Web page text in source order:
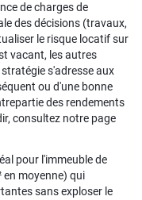
de charges de
des décisions (travaux,
le risque locatif sur
vacant, les autres
s'adresse aux
ou d'une bonne
des rendements
consultez notre page
pour l'immeuble de
en moyenne) qui
sans exploser le